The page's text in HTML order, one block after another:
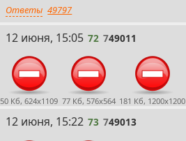
Ответы 49797
72
12 июня, 15:05 72 749011
50 Кб, 624x1109 77 Кб, 576x564 181 Кб, 1200x1200
73
12 июня, 15:22 73 749013